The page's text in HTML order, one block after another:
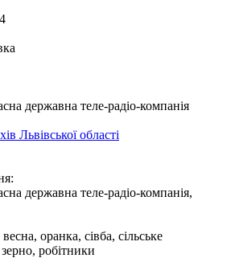
державна теле-радіо-компанія
Львівської області
державна теле-радіо-компанія,
оранка, сівба, сільське
робітники